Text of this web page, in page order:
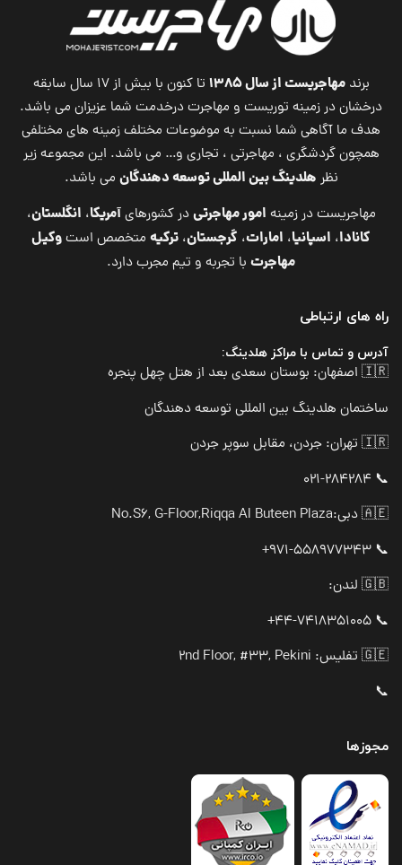
برندمهاجریست از سال ۱۳۸۵
تا کنون با بیش از ۱۷ سال سابقه
درخشان در زمینه توریست و مهاجرت درخدمت شما عزیزان می باشد.
هدف ما آگاهی شما نسبت به موضوعات مختلف زمینه های مختلفی
همچون گردشگری ، مهاجرتی ، تجاری و… می باشد. این مجموعه زیر
نظر هلدینگ بین المللی توسعه دهندگان می باشد.
مهاجریست در زمینه امور مهاجرتیدر کشورهایآمریکا، انگلستان،
کانادا، اسپانیا، امارات، گرجستان، ترکیه متخصص استوکیل
مهاجرت با تجربه و تیم مجرب دارد.
راه های ارتباطی
آدرس و تماس با مراکز هلدینگ:
🇮🇷 اصفهان: بوستان سعدی بعد از هتل چهل پنجره
ساختمان هلدینگ بین المللی توسعه دهندگان
🇮🇷 تهران: جردن، مقابل سوپر جردن
📞 021-284284
🇦🇪 دبی:
No.S6, G-Floor,Riqqa Al Buteen Plaza
📞 971-558977343+
🇬🇧 لندن:
📞 44-7418351005+
🇬🇪 تفلیس: 2nd Floor, #33, Pekini
📞
مجوزها